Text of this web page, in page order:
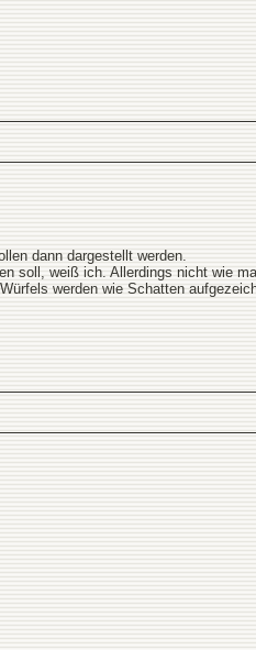
dann dargestellt werden.
soll, weiß ich. Allerdings nicht wie
werden wie Schatten